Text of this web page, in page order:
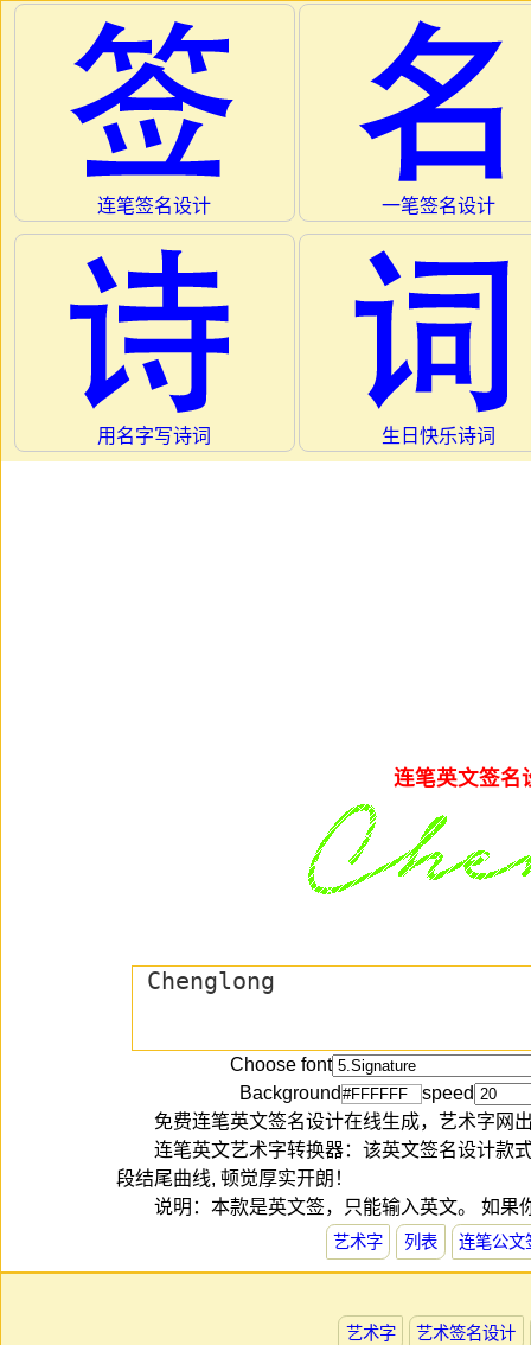
连笔签名设计 一笔签名设计
用名字写诗词 生日快乐诗词
连笔英文签名
Choose font
Background
speed
免费连笔英文签名设计在线生成，艺术字网
连笔英文艺术字转换器：该英文签名设计款
段结尾曲线, 顿觉厚实开朗！
说明：本款是英文签，只能输入英文。 如
艺术字 列表 连笔公文
艺术字 艺术签名设计